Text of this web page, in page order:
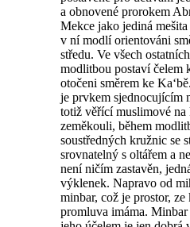
a obnovené prorokem
Mekce jako jediná
v ní modlí orientováni
středu. Ve všech
modlitbou postaví čelem
otočeni směrem ke
je prvkem sjednocujícím
totiž věřící muslimové na
zeměkouli, během
soustředných kružnic se
srovnatelný s oltářem a
není ničím zastavěn,
výklenek. Napravo od
minbar, což je prostor,
promluva imáma.